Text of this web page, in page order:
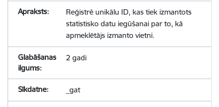
Reģistrē unikālu ID, kas tiek izmantots
statistisko datu iegūšanai par to, kā
apmeklētājs izmanto vietni.
2 gadi
_gat